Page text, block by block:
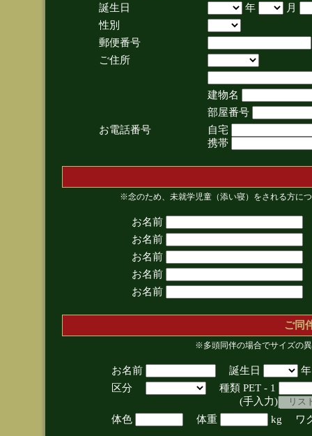
誕生日
年
月
性別
郵便番号
ご住所
建物名
部屋番号
お電話番号
自宅
携帯
※念のため、未就学児童（添い寝）をされる方に
お名前
お名前
お名前
お名前
お名前
ご同
※多頭同伴の場合でサイズの
お名前 誕生日
区分
種類 PET - 1
(手入力)
体色
体重 kg ワ